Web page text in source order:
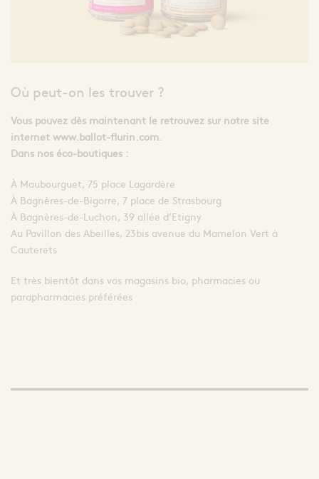
Où peut-on les trouver ?
Vous pouvez dès maintenant le retrouvez sur notre site
internet www.ballot-flurin.com.
Dans nos éco-boutiques :
À Maubourguet, 75 place Lagardère
À Bagnères-de-Bigorre, 7 place de Strasbourg
À Bagnères-de-Luchon, 39 allée d’Etigny
Au Pavillon des Abeilles, 23bis avenue du Mamelon Vert à
Cauterets
Et très bientôt dans vos magasins bio, pharmacies ou
parapharmacies préférées